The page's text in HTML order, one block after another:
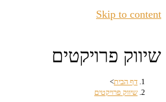
Skip to content
שיווק פרויקטים
דף הבית>
שיווק פרויקטים